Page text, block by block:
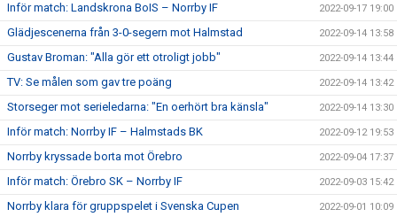
Inför match: Landskrona BoIS – Norrby IF 2022-09-17 19:00
Glädjescenerna från 3-0-segern mot Halmstad 2022-09-14 13:58
Gustav Broman: "Alla gör ett otroligt jobb" 2022-09-14 13:44
TV: Se målen som gav tre poäng 2022-09-14 13:42
Storseger mot serieledarna: "En oerhört bra känsla" 2022-09-14 13:30
Inför match: Norrby IF – Halmstads BK 2022-09-12 19:53
Norrby kryssade borta mot Örebro 2022-09-04 17:37
Inför match: Örebro SK – Norrby IF 2022-09-03 15:42
Norrby klara för gruppspelet i Svenska Cupen 2022-09-01 10:09